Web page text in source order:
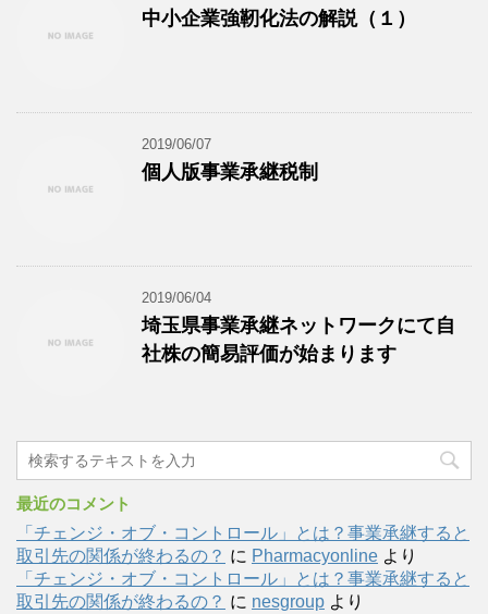
中小企業強靭化法の解説（１）
2019/06/07
個人版事業承継税制
2019/06/04
埼玉県事業承継ネットワークにて自
社株の簡易評価が始まります
最近のコメント
「チェンジ・オブ・コントロール」とは？事業承継すると
取引先の関係が終わるの？ に Pharmacyonline より
「チェンジ・オブ・コントロール」とは？事業承継すると
取引先の関係が終わるの？ に nesgroup より